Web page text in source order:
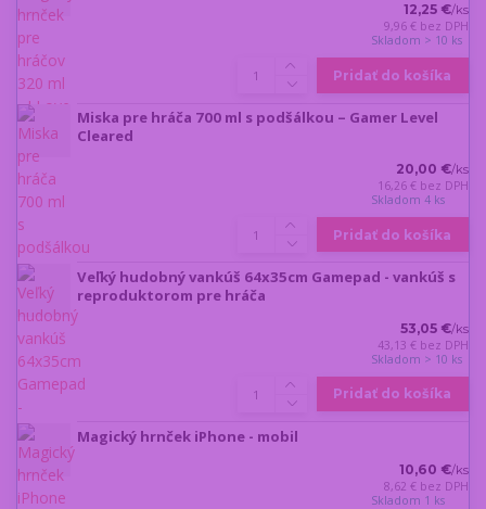
12,25 €/ks
9,96 € bez DPH
Skladom > 10 ks
Pridať do košíka
Miska pre hráča 700 ml s podšálkou – Gamer Level
Cleared
20,00 €/ks
16,26 € bez DPH
Skladom 4 ks
Pridať do košíka
Veľký hudobný vankúš 64x35cm Gamepad - vankúš s
reproduktorom pre hráča
53,05 €/ks
43,13 € bez DPH
Skladom > 10 ks
Pridať do košíka
Magický hrnček iPhone - mobil
10,60 €/ks
8,62 € bez DPH
Skladom 1 ks